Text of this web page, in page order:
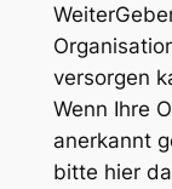
versorgen
Wenn Ihre
anerkannt
bitte hier